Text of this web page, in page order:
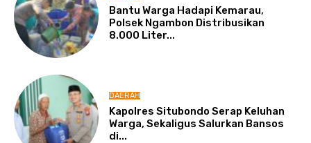
Bantu Warga Hadapi Kemarau,
Polsek Ngambon Distribusikan
8.000 Liter...
DAERAH
Kapolres Situbondo Serap Keluhan
Warga, Sekaligus Salurkan Bansos
di...